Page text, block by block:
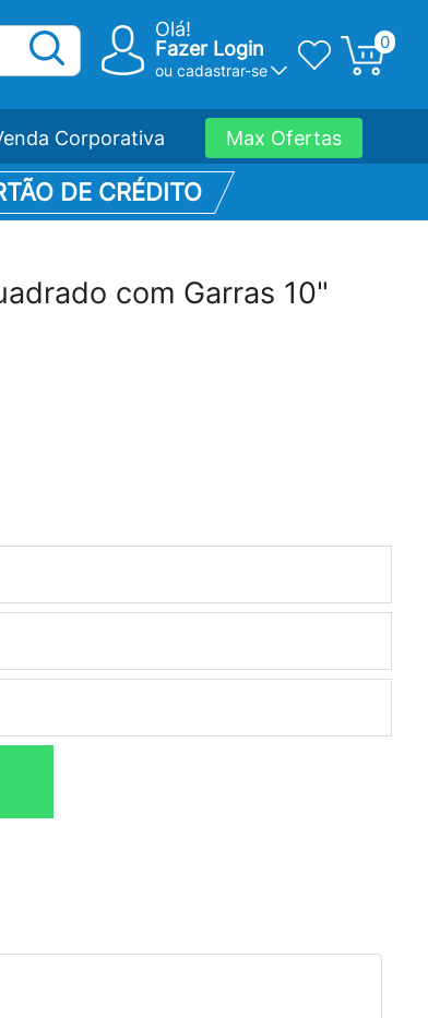
Olá!
Fazer Login
ou cadastrar-se
0
Corporativa Max Ofertas
DE CRÉDITO
com Garras 10"